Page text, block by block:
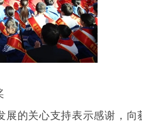
的关心支持表示感谢，向